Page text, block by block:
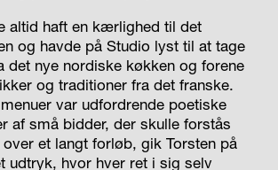
altid haft en kærlighed til det
og havde på Studio lyst til at tage
det nye nordiske køkken og forene
og traditioner fra det franske.
var udfordrende poetiske
af små bidder, der skulle forstås
et langt forløb, gik Torsten på
udtryk, hvor hver ret i sig selv